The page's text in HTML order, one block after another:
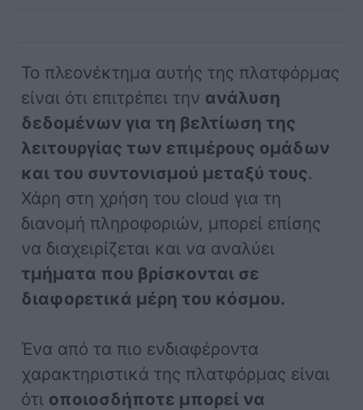
Το πλεονέκτημα αυτής της πλατφόρμας
είναι ότι επιτρέπει την ανάλυση
δεδομένων για τη βελτίωση της
λειτουργίας των επιμέρους ομάδων
και του συντονισμού μεταξύ τους.
Χάρη στη χρήση του cloud για τη
διανομή πληροφοριών, μπορεί επίσης
να διαχειρίζεται και να αναλύει
τμήματα που βρίσκονται σε
διαφορετικά μέρη του κόσμου.
Ένα από τα πιο ενδιαφέροντα
χαρακτηριστικά της πλατφόρμας είναι
ότι οποιοσδήποτε μπορεί να